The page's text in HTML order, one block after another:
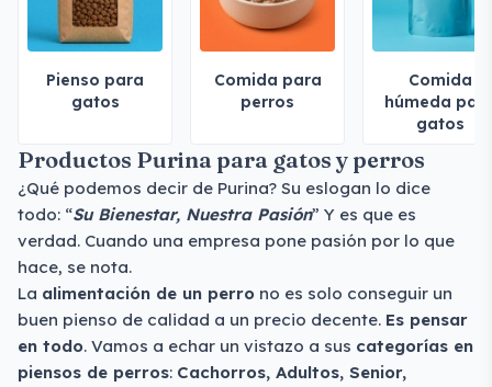
Pienso para
gatos
Comida para
perros
Comida
húmeda
gatos
Productos Purina para gatos y perros
¿Qué podemos decir de Purina? Su eslogan lo dice
todo: “Su Bienestar, Nuestra Pasión” Y es que es
verdad. Cuando una empresa pone pasión por lo que
hace, se nota.
La alimentación de un perro no es solo conseguir un
buen pienso de calidad a un precio decente. Es pensar
en todo. Vamos a echar un vistazo a sus categorías en
piensos de perros: Cachorros, Adultos, Senior,